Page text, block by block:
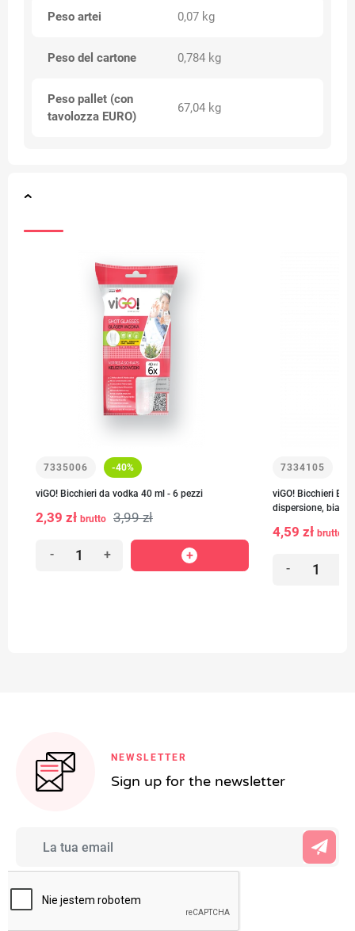
Peso artei 0,07 kg
Peso del cartone 0,784 kg
Peso pallet (con
tavolozza EURO)
67,04 kg
7335006 -40%
viGO! Bicchieri da vodka 40 ml - 6 pezzi
2,39 zł brutto 3,99 zł
- +
7334105
viGO! Bicchieri Bio
dispersione,
4,59 zł brutto
-
NEWSLETTER
Sign up for the newsletter